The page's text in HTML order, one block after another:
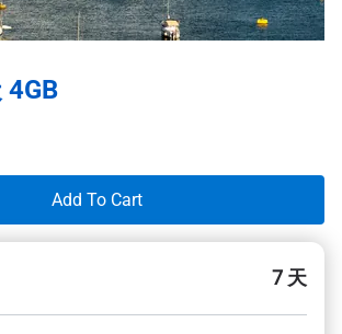
4GB
Add To Cart
7 天